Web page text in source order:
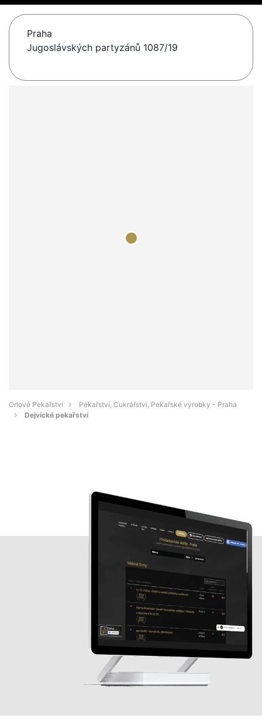
Praha
Jugoslávských partyzánů 1087/19
Orlové Pekařství
Pekařství, Cukrářství, Pekařské výrobky - Praha
Dejvické pekařství